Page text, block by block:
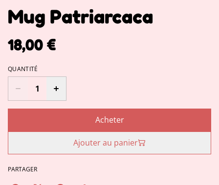
Mug Patriarcaca
18,00 €
QUANTITÉ
Acheter
Ajouter au panier
PARTAGER